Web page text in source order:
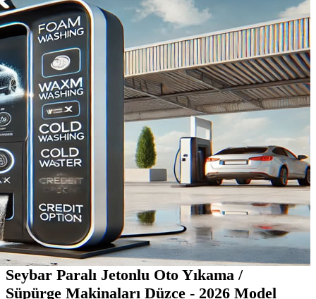
Seybar Paralı Jetonlu Oto Yıkama /
Süpürge Makinaları Düzce - 2026 Model